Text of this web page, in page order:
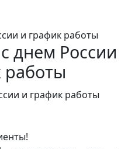
и график работы
днем России
работы